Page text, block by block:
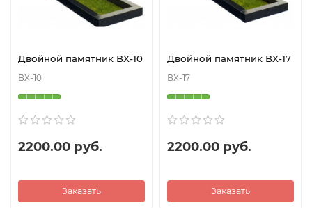
Двойной памятник ВX-10
ВX-10
2200.00 руб.
Заказать
Двойной памятник ВX-17
ВX-17
2200.00 руб.
Заказать